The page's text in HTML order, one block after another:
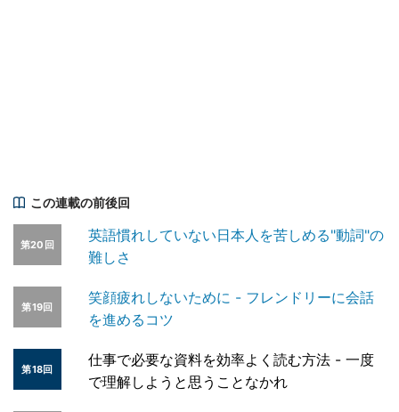
この連載の前後回
第20回
英語慣れしていない日本人を苦しめる"動詞"の
難しさ
第19回
笑顔疲れしないために - フレンドリーに会話
を進めるコツ
第18回
仕事で必要な資料を効率よく読む方法 - 一度
で理解しようと思うことなかれ